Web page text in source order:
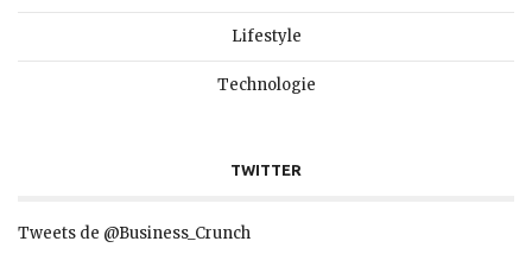
Lifestyle
Technologie
TWITTER
Tweets de @Business_Crunch